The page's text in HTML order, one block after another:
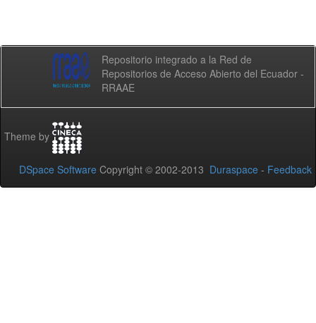
Repositorio integrado a la Red de
Repositorios de Acceso Abierto del Ecuador -
RRAAE
Theme by
DSpace Software Copyright © 2002-2013 Duraspace - Feedback